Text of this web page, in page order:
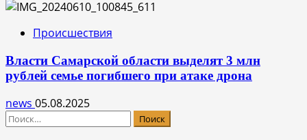
Происшествия
Власти Самарской области выделят 3 млн
рублей семье погибшего при атаке дрона
news 05.08.2025
Найти: